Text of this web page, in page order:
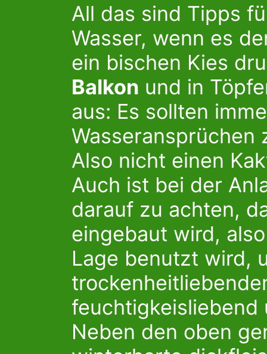
All das sind Tipps
Wasser, wenn es
ein bischen Kies
Balkon und in
aus: Es sollten
Wasseransprüchen
Also nicht einen
Auch ist bei der
darauf zu achten,
eingebaut wird,
Lage benutzt wird,
feuchtigkeisliebend
Neben den oben